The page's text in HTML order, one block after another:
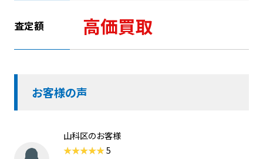
査定額 高価買取
お客様の声
山科区のお客様
5